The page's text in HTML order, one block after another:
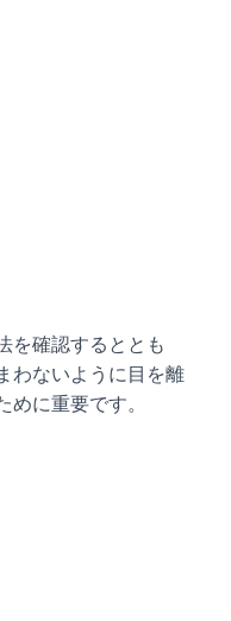
を確認するととも
わないように目を離
めに重要です。